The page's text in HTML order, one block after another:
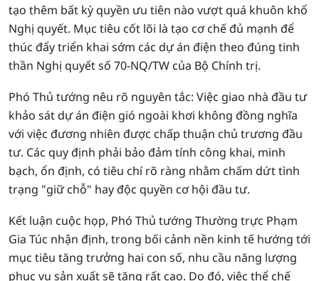
tạo thêm bất kỳ quyền ưu tiên nào vượt quá khuôn khổ
Nghị quyết. Mục tiêu cốt lõi là tạo cơ chế đủ mạnh để
thúc đẩy triển khai sớm các dự án điện theo đúng tinh
thần Nghị quyết số 70-NQ/TW của Bộ Chính trị.
Phó Thủ tướng nêu rõ nguyên tắc: Việc giao nhà đầu tư
khảo sát dự án điện gió ngoài khơi không đồng nghĩa
với việc đương nhiên được chấp thuận chủ trương đầu
tư. Các quy định phải bảo đảm tính công khai, minh
bạch, ổn định, có tiêu chí rõ ràng nhằm chấm dứt tình
trạng "giữ chỗ" hay độc quyền cơ hội đầu tư.
Kết luận cuộc họp, Phó Thủ tướng Thường trực Phạm
Gia Túc nhận định, trong bối cảnh nền kinh tế hướng tới
mục tiêu tăng trưởng hai con số, nhu cầu năng lượng
phục vụ sản xuất sẽ tăng rất cao. Do đó, việc thể chế